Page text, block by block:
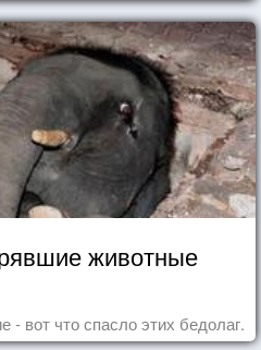
животные
- вот что спасло этих бедолаг.